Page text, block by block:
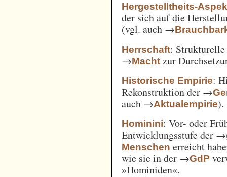
Hergestelltheits-
der sich auf die
(vgl. auch →
Herrschaft: Strukturelle
→Macht zur
Historische Empirie:
Rekonstruktion der →
auch →Aktualempirie).
Hominini: Vor- oder
Entwicklungsstufe der →
Menschen erreicht
wie sie in der →GdP
»Hominiden«.